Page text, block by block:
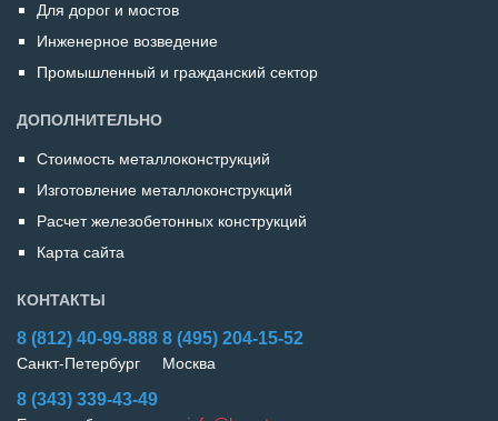
Для дорог и мостов
Инженерное возведение
Промышленный и гражданский сектор
ДОПОЛНИТЕЛЬНО
Стоимость металлоконструкций
Изготовление металлоконструкций
Расчет железобетонных конструкций
Карта сайта
КОНТАКТЫ
8 (812) 40-99-888
Санкт-Петербург
8 (495) 204-15-52
Москва
8 (343) 339-43-49